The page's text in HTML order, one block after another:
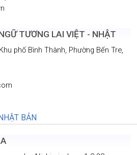
- F2
Thuận, Thành phố Hồ Chí Minh
28 6272 0651
TƯƠNG LAI VIỆT - NHẬT
phố Bình Thành, Phường Bến Tre,